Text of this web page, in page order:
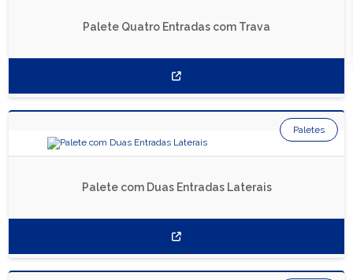
Palete Quatro Entradas com Trava
Palete com Duas Entradas Laterais
Paletes